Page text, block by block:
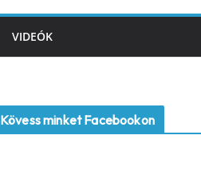
VIDEÓK
Kövess minket Facebookon